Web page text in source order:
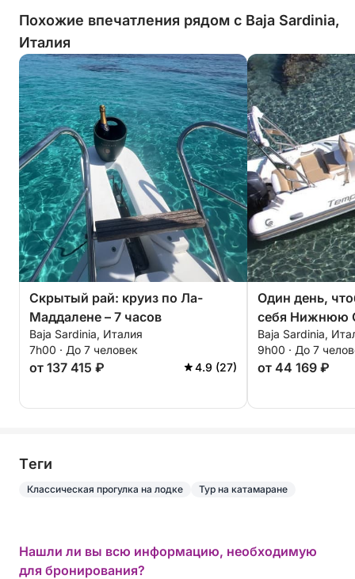
прекрасные впечатления, прежде
всего благодаря профессионализму
и доброжелательности экипажа.
Похожие впечатления рядом с Baja Sardinia,
Италия
Скрытый рай: круиз по Ла-
Маддалене – 7 часов
Baja Sardinia, Италия
7h00 · До 7 человек
от 137 415 ₽ 4.9 (27)
Один день,
себя Нижнюю
настоящая
моторной
Baja Sardinia,
9h00 · До 7
от 44 169 ₽
Tеги
Классическая прогулка на лодке Тур на катамаране
Нашли ли вы всю информацию, необходимую
для бронирования?